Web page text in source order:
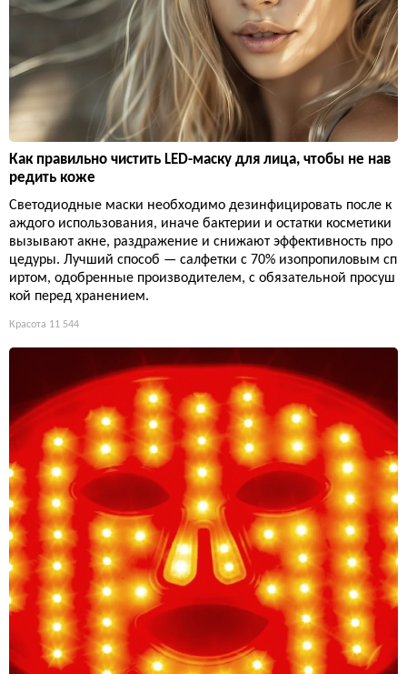
Как правильно чистить LED-маску для лица, чтобы не нав
редить коже
Светодиодные маски необходимо дезинфицировать после к
аждого использования, иначе бактерии и остатки косметики
вызывают акне, раздражение и снижают эффективность про
цедуры. Лучший способ — салфетки с 70% изопропиловым сп
иртом, одобренные производителем, с обязательной просуш
кой перед хранением.
Красота 11 544